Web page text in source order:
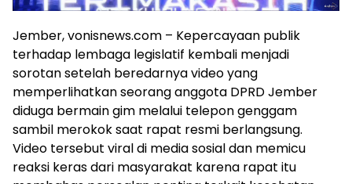
Jember, vonisnews.com – Kepercayaan publik
terhadap lembaga legislatif kembali menjadi
sorotan setelah beredarnya video yang
memperlihatkan seorang anggota DPRD Jember
diduga bermain gim melalui telepon genggam
sambil merokok saat rapat resmi berlangsung.
Video tersebut viral di media sosial dan memicu
reaksi keras dari masyarakat karena rapat itu